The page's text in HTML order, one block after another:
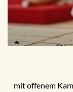
mit offenem